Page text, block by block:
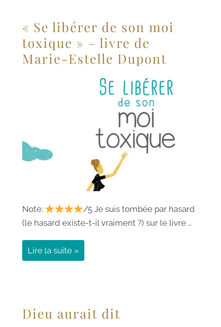
« Se libérer de son moi
toxique » – livre de
Marie-Estelle Dupont
Note:
/5 Je suis tombée par hasard
(le hasard existe-t-il vraiment ?) sur le livre …
Lire la suite »
Dieu aurait dit